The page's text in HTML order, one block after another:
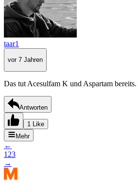
taar1
vor 7 Jahren
Das tut Acesulfam K und Aspartam bereits.
Antworten
1 Like
Mehr
←
1 23
→